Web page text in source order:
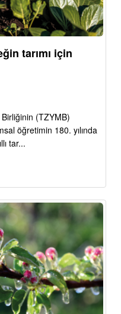
tarımı için
(TZYMB)
öğretimin 180. yılında
tar...